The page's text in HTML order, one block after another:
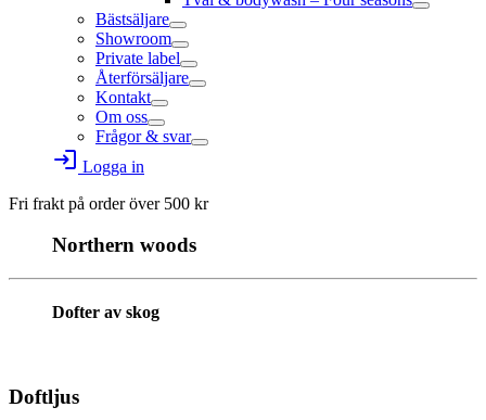
Bästsäljare
Showroom
Private label
Återförsäljare
Kontakt
Om oss
Frågor & svar
login Logga in
Fri frakt på order över 500 kr
Northern woods
Dofter av skog
Doftljus